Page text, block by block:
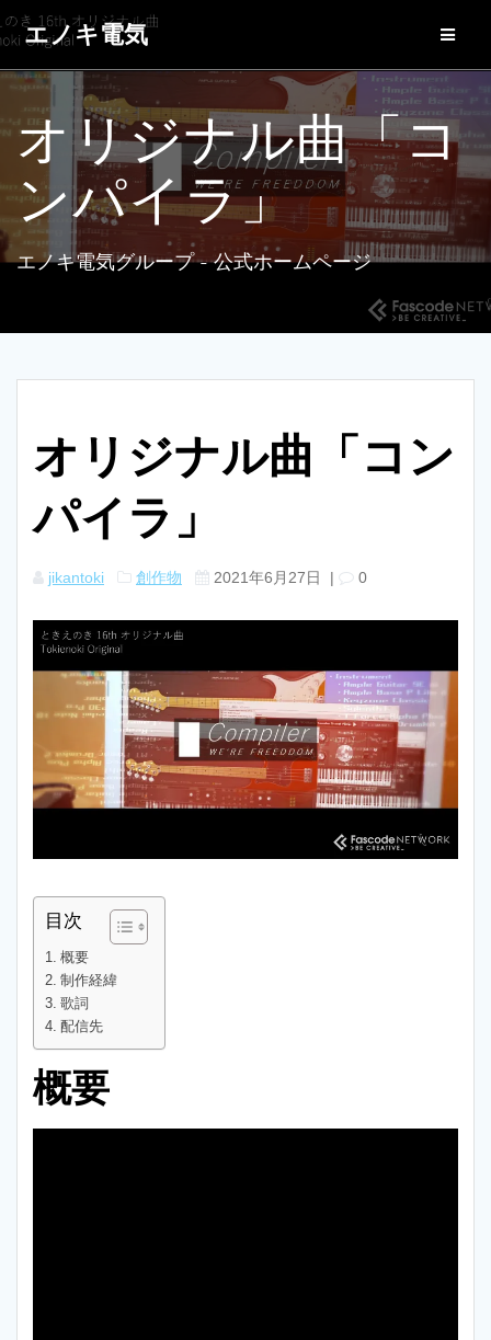
ン
プ
エノキ電気
オリジナル曲「コ
ンパイラ」
エノキ電気グループ - 公式ホームページ
オリジナル曲「コン
パイラ」
jikantoki 創作物 2021年6月27日 | 0
目次
概要
制作経緯
歌詞
配信先
概要